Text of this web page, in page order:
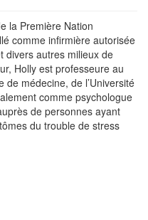
la Première Nation
comme infirmière autorisée
divers autres milieux de
Holly est professeure au
médecine, de l’Université
comme psychologue
de personnes ayant
du trouble de stress